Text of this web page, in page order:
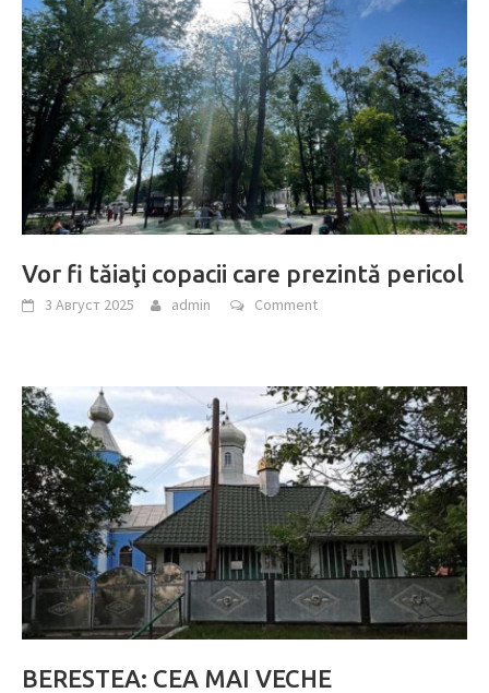
Vor fi tăiaţi copacii care prezintă pericol
3 Август 2025 admin Comment
BERESTEA: CEA MAI VECHE